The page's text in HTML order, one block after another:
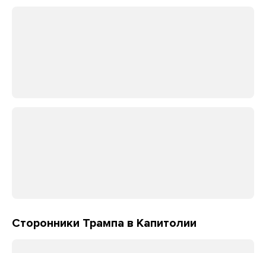
Сторонники Трампа в Капитолии